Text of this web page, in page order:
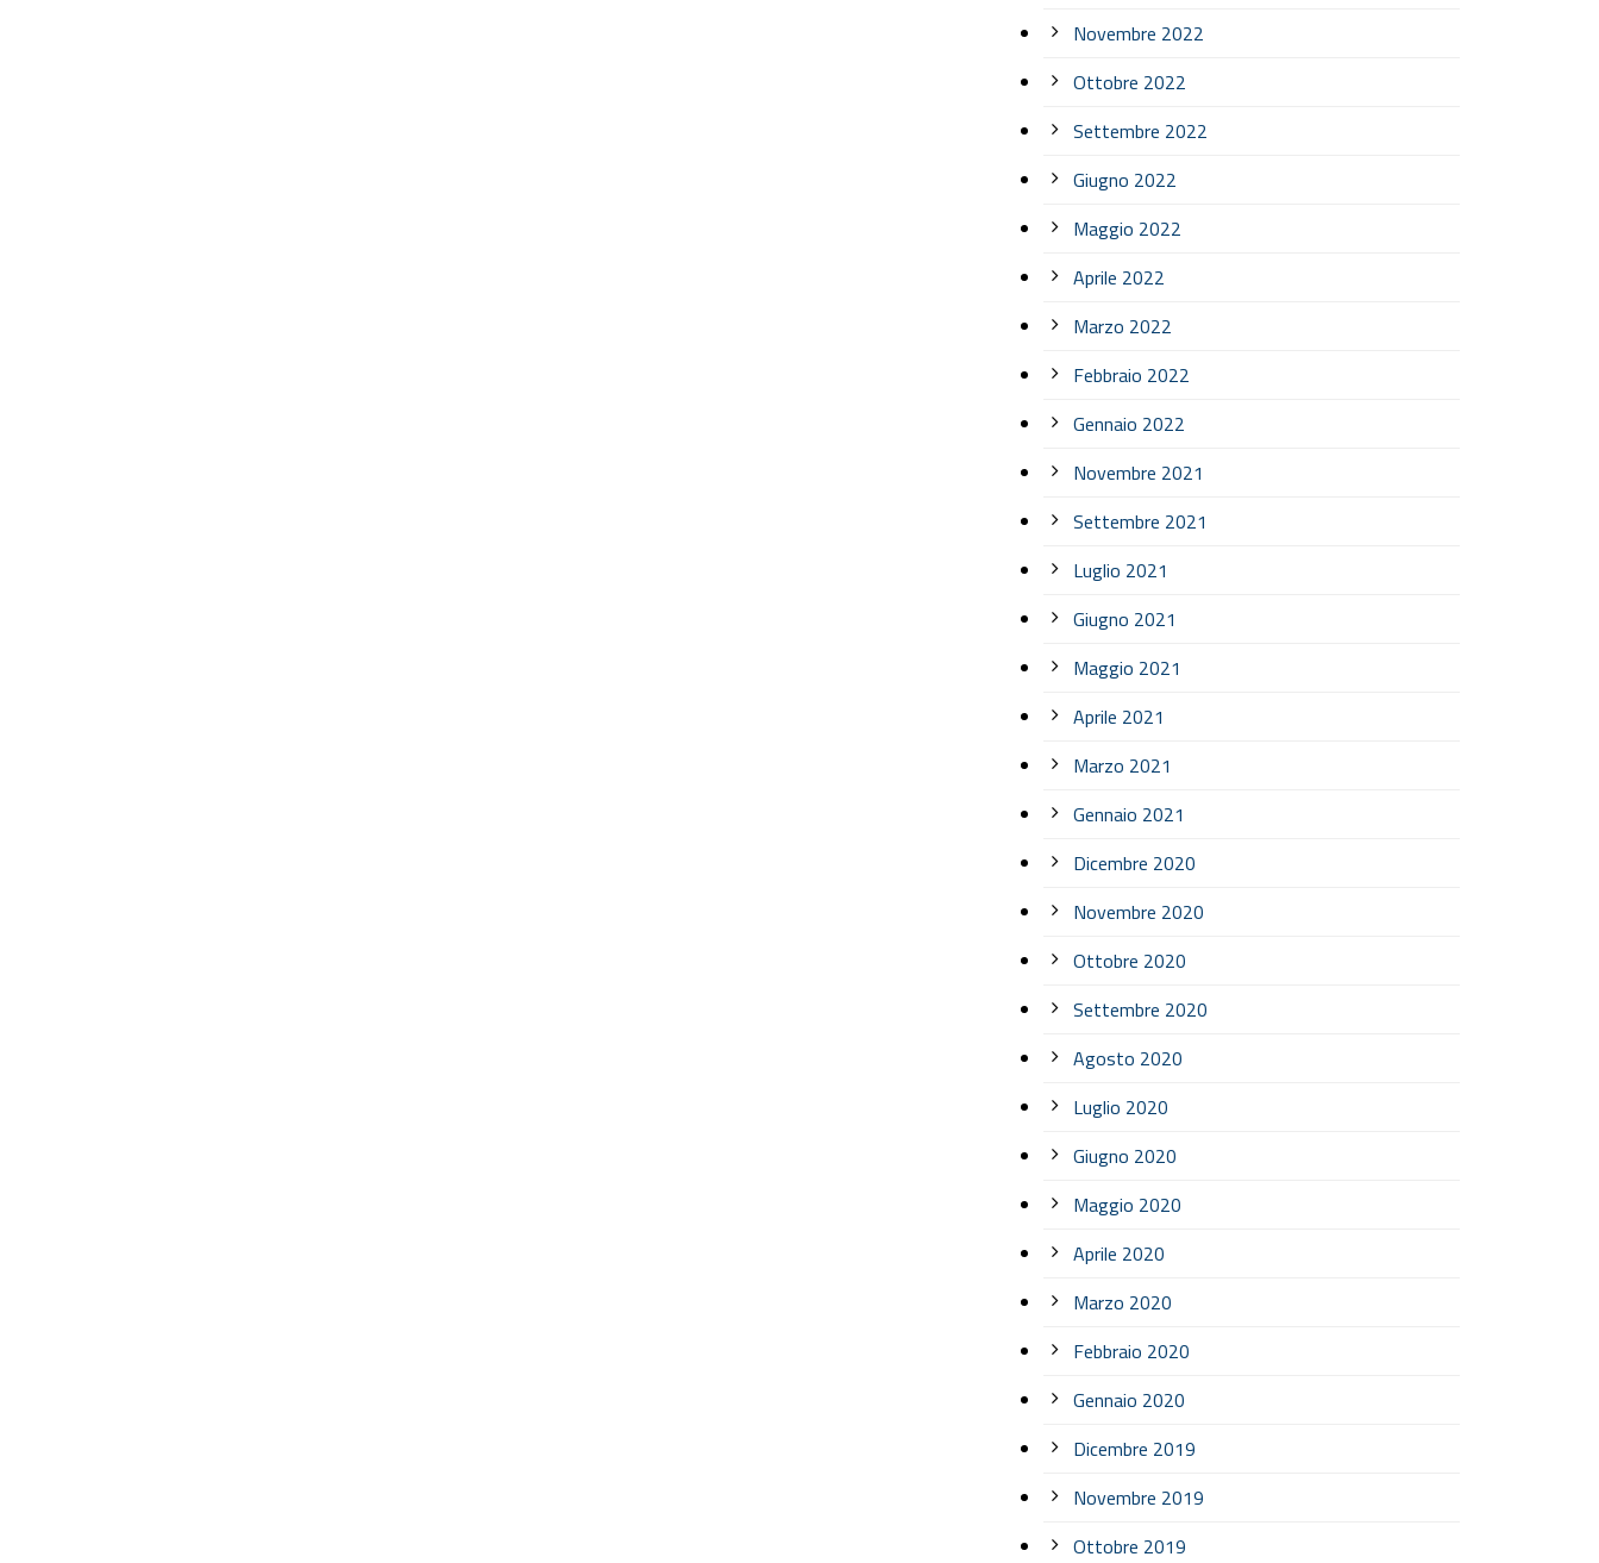
Novembre 2022
Ottobre 2022
Settembre 2022
Giugno 2022
Maggio 2022
Aprile 2022
Marzo 2022
Febbraio 2022
Gennaio 2022
Novembre 2021
Settembre 2021
Luglio 2021
Giugno 2021
Maggio 2021
Aprile 2021
Marzo 2021
Gennaio 2021
Dicembre 2020
Novembre 2020
Ottobre 2020
Settembre 2020
Agosto 2020
Luglio 2020
Giugno 2020
Maggio 2020
Aprile 2020
Marzo 2020
Febbraio 2020
Gennaio 2020
Dicembre 2019
Novembre 2019
Ottobre 2019